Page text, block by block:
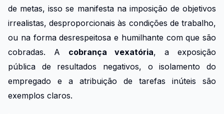
de metas, isso se manifesta na imposição de objetivos
irrealistas, desproporcionais às condições de trabalho,
ou na forma desrespeitosa e humilhante com que são
cobradas. A cobrança vexatória, a exposição
pública de resultados negativos, o isolamento do
empregado e a atribuição de tarefas inúteis são
exemplos claros.